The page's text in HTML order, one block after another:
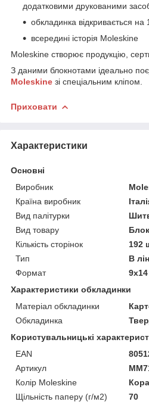
додатковими друкованими
обкладинка відкривається на
всередині історія Moleskine
Moleskine створює продукцію,
З даними блокнотами ідеально
Moleskine зі спеціальним кліпом.
Приховати
Характеристики
Основні
Виробник
Країна виробник
Вид палітурки
Вид товару
Кількість сторінок
192
Тип
В
Формат
Характеристики обкладинки
Матеріал обкладинки
Обкладинка
Користувальницькі
EAN
Артикул
Колір Moleskine
Щільність паперу (г/м2)
70